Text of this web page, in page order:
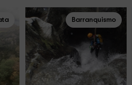
Barranquismo